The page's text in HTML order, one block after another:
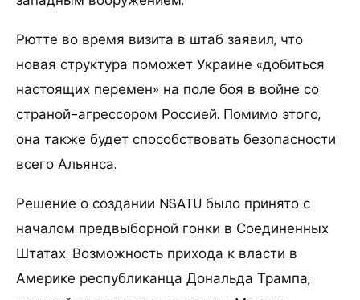
Рютте во время визита в штаб заявил, что
новая структура поможет Украине «добиться
настоящих перемен» на поле боя в войне со
страной-агрессором Россией. Помимо этого,
она также будет способствовать безопасности
всего Альянса.
Решение о создании NSATU было принято с
началом предвыборной гонки в Соединенных
Штатах. Возможность прихода к власти в
Америке республиканца Дональда Трампа,